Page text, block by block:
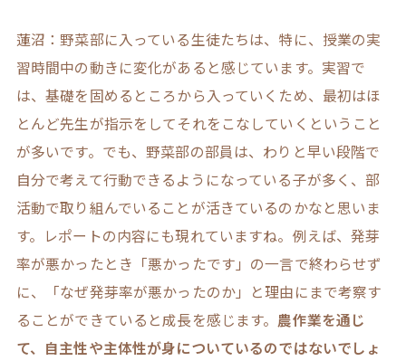
蓮沼：野菜部に入っている生徒たちは、特に、授業の実
習時間中の動きに変化があると感じています。実習で
は、基礎を固めるところから入っていくため、最初はほ
とんど先生が指示をしてそれをこなしていくということ
が多いです。でも、野菜部の部員は、わりと早い段階で
自分で考えて行動できるようになっている子が多く、部
活動で取り組んでいることが活きているのかなと思いま
す。レポートの内容にも現れていますね。例えば、発芽
率が悪かったとき「悪かったです」の一言で終わらせず
に、「なぜ発芽率が悪かったのか」と理由にまで考察す
ることができていると成長を感じます。 農作業を通じ
て、自主性や主体性が身についているのではないでしょ